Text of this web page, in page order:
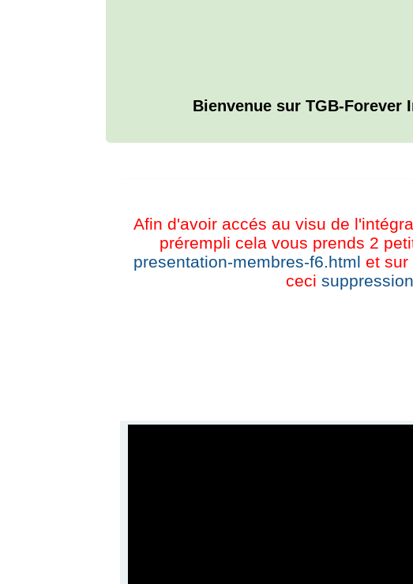
Bienvenue sur TGB-Forever
Afin d'avoir accés au visu de
prérempli cela vous prends 2
presentation-membres-f6.html et sur
ceci